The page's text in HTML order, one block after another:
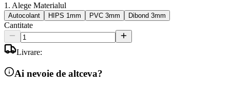
1. Alege Materialul
Autocolant HIPS 1mm PVC 3mm Dibond 3mm
Cantitate
Livrare:
Ai nevoie de altceva?